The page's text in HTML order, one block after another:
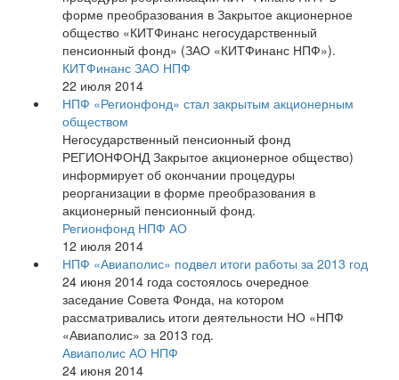
форме преобразования в Закрытое акционерное
общество «КИТФинанс негосударственный
пенсионный фонд» (ЗАО «КИТФинанс НПФ»).
КИТФинанс ЗАО НПФ
22 июля 2014
НПФ «Регионфонд» стал закрытым акционерным
обществом
Негосударственный пенсионный фонд
РЕГИОНФОНД Закрытое акционерное общество)
информирует об окончании процедуры
реорганизации в форме преобразования в
акционерный пенсионный фонд.
Регионфонд НПФ АО
12 июля 2014
НПФ «Авиаполис» подвел итоги работы за 2013 год
24 июня 2014 года состоялось очередное
заседание Совета Фонда, на котором
рассматривались итоги деятельности НО «НПФ
«Авиаполис» за 2013 год.
Авиаполис АО НПФ
24 июня 2014